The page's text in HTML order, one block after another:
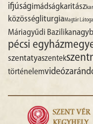
ifjúságimádságkaritász
közösség liturgiaMagtár
Máriagyűdi Bazilika
pécsi
szentatyaszentek
történelemvideó